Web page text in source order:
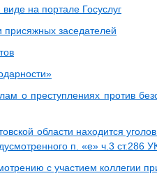
на портале Госуслуг
присяжных заседателей
о преступлениях против
области находится
п. «е» ч.3 ст.286
с участием коллегии